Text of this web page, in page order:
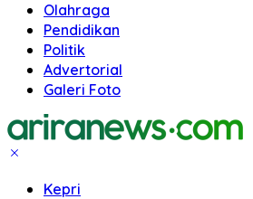
Olahraga
Pendidikan
Politik
Advertorial
Galeri Foto
Kepri